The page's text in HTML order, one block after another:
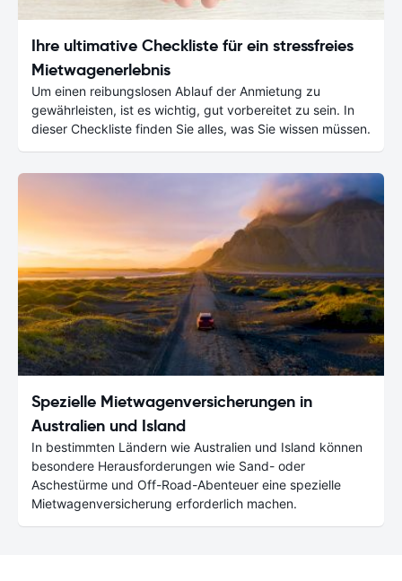
Ihre ultimative Checkliste für ein stressfreies
Mietwagenerlebnis
Um einen reibungslosen Ablauf der Anmietung zu
gewährleisten, ist es wichtig, gut vorbereitet zu sein. In
dieser Checkliste finden Sie alles, was Sie wissen müssen.
Spezielle Mietwagenversicherungen in
Australien und Island
In bestimmten Ländern wie Australien und Island können
besondere Herausforderungen wie Sand- oder
Aschestürme und Off-Road-Abenteuer eine spezielle
Mietwagenversicherung erforderlich machen.